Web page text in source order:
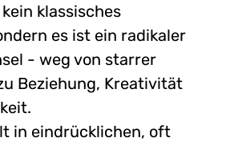
klassisches
es ist ein radikaler
- weg von starrer
Beziehung, Kreativität
in eindrücklichen, oft